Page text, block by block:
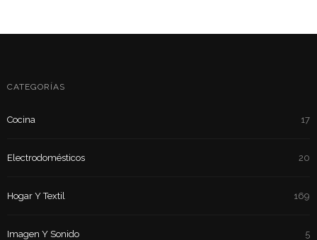
CATEGORÍAS
Cocina 17
Electrodomésticos 20
Hogar Y Textil 169
Imagen Y Sonido 5